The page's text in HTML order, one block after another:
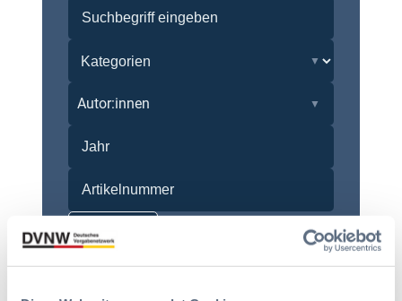
Autor:innen
Zurücksetzen